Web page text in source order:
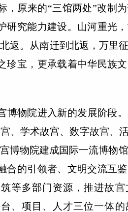
，原来的“三馆两处”改制
研究能力建设。山河重光
返。从南迁到北返，万里
珍宝，更承载着中华民族
物院进入新的发展阶段。
、学术故宫、数字故宫、
博物院建成国际一流博物
合的引领者、文明交流互
等多部门资源，推进故
、项目、人才三位一体